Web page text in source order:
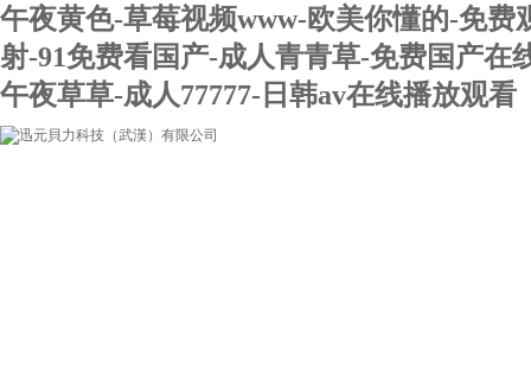
午夜黄色-草莓视频www-欧美你懂的-免
射-91免费看国产-成人青青草-免费国产
午夜草草-成人77777-日韩av在线播放观看